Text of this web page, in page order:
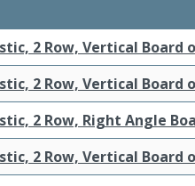
2 Row, Vertical Board
2 Row, Vertical Board
2 Row, Right Angle
2 Row, Vertical Board